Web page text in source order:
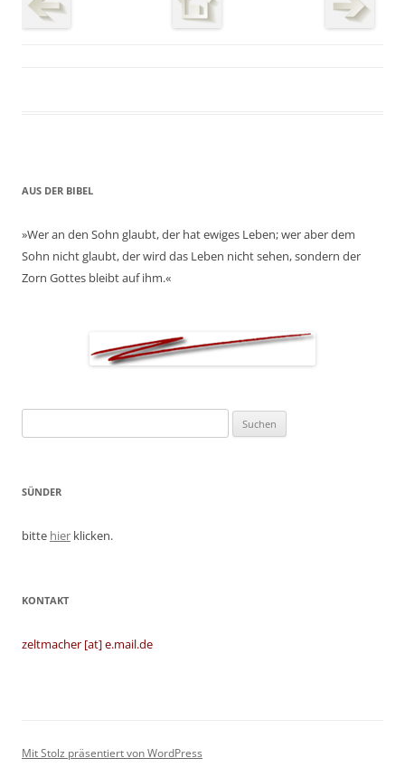
AUS DER BIBEL
»Wer an den Sohn glaubt, der hat ewiges Leben; wer aber dem
Sohn nicht glaubt, der wird das Leben nicht sehen, sondern der
Zorn Gottes bleibt auf ihm.«
nach:
SÜNDER
bitte hier klicken.
KONTAKT
zeltmacher [at] e.mail.de
Mit Stolz präsentiert von WordPress